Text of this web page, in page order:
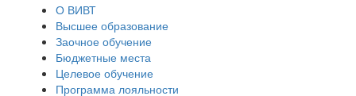
О ВИВТ
Высшее образование
Заочное обучение
Бюджетные места
Целевое обучение
Программа лояльности